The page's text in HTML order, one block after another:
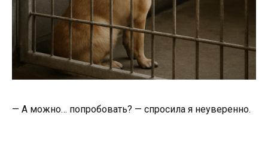
— А можно… попробовать? — спросила я неуверенно.